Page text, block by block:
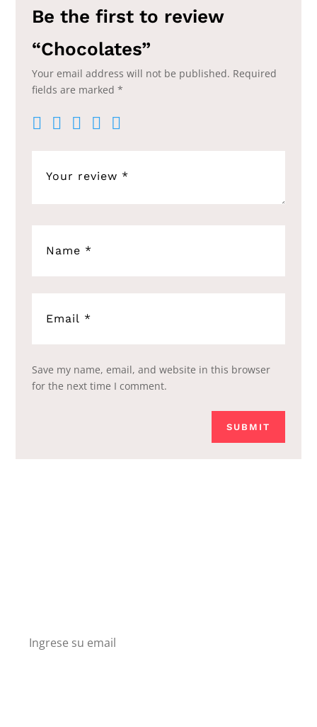
Be the first to review
“Chocolates”
Your email address will not be published. Required
fields are marked *
Save my name, email, and website in this browser
for the next time I comment.
SUBMIT